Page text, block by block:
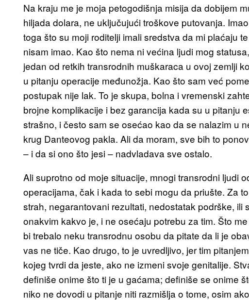
Na kraju me je moja petogodišnja misija da dobijem
hiljada dolara, ne uključujući troškove putovanja.
toga što su moji roditelji imali sredstva da mi plaćaju
nisam imao. Kao što nema ni većina ljudi mog
jedan od retkih transrodnih muškaraca u ovoj zemlji
u pitanju operacije međunožja. Kao što sam već
postupak nije lak. To je skupa, bolna i vremenski
brojne komplikacije i bez garancija kada su u pitanju
strašno, i često sam se osećao kao da se nalazim u
krug Danteovog pakla. Ali da moram, sve bih to
– i da si ono što jesi – nadvladava sve ostalo.
Ali suprotno od moje situacije, mnogi transrodni ljudi
operacijama, čak i kada to sebi mogu da priušte. Za
strah, negarantovani rezultati, nedostatak podrške,
onakvim kakvo je, i ne osećaju potrebu za tim. Što
bi trebalo neku transrodnu osobu da pitate da li je
vas ne tiče. Kao drugo, to je uvredljivo, jer tim
kojeg tvrdi da jeste, ako ne izmeni svoje genitalije.
definiše onime što ti je u gaćama; definiše se onime
niko ne dovodi u pitanje niti razmišlja o tome, osim